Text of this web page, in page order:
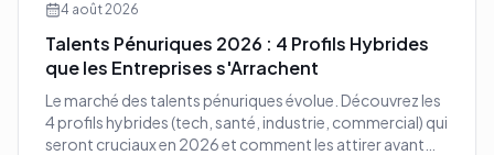
4 août 2026
Talents Pénuriques 2026 : 4 Profils Hybrides
que les Entreprises s'Arrachent
Le marché des talents pénuriques évolue. Découvrez les
4 profils hybrides (tech, santé, industrie, commercial) qui
seront cruciaux en 2026 et comment les attirer avant